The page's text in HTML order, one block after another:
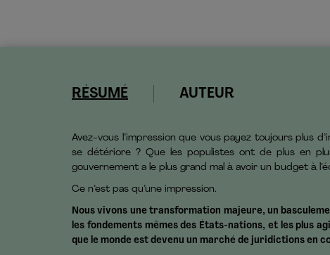
RÉSUMÉ AUTEUR
Avez-vous l’impression que vous payez toujours plus
se détériore ? Que les populistes ont de plus en
gouvernement a le plus grand mal à avoir un budget à
Ce n’est pas qu’une impression.
Nous vivons une transformation majeure, un
les fondements mêmes des États-nations, et les plus
que le monde est devenu un marché de juridictions en